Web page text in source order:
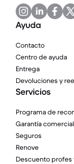
Ayuda
Contacto
Centro de ayuda
Entrega
Devoluciones y
Servicios
Programa de
Garantía comercial
Seguros
Renove
Descuento profes